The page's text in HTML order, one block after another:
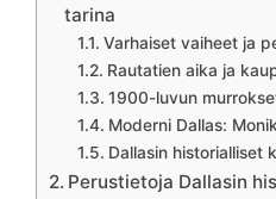
tarina
Varhaiset vaiheet ja
Rautatien aika ja
1900-luvun
Moderni Dallas:
Dallasin historialliset
Perustietoja Dallasin